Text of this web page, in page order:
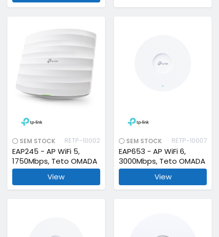
SEM STOCK RETP-10002
EAP245 - AP WiFi 5,
1750Mbps, Teto OMADA
View
SEM STOCK RETP-10007
EAP653 - AP WiFi 6,
3000Mbps, Teto OMADA
View